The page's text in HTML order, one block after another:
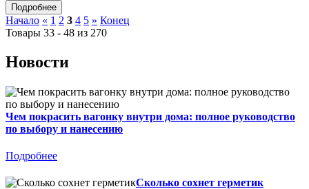
Начало « 1 2 3 4 5 » Конец
Товары 33 - 48 из 270
Новости
Чем покрасить вагонку внутри дома: полное руководство
по выбору и нанесению
Подробнее
Сколько сохнет герметик